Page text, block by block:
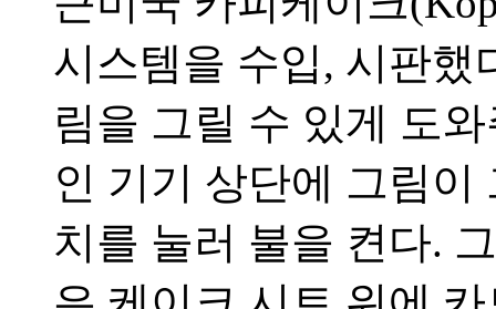
시스템을 수입, 시판했
림을 그릴 수 있게 도
인 기기 상단에 그림이
치를 눌러 불을 켠다.